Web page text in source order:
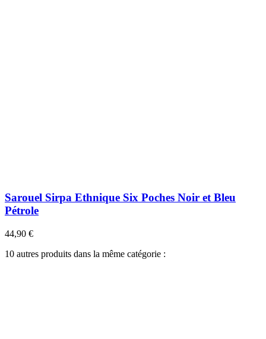
Sarouel Sirpa Ethnique Six Poches Noir et Bleu
Pétrole
44,90 €
10 autres produits dans la même catégorie :